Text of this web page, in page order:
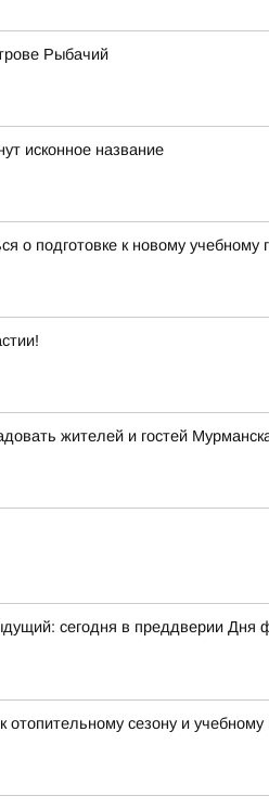
Рыбачий
исконное название
о подготовке к новому учебному
жителей и гостей
сегодня в преддверии Дня
сезону и учебному